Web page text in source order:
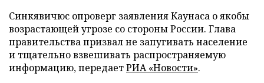
Синкявичюс опроверг заявления Каунаса о якобы
возрастающей угрозе со стороны России. Глава
правительства призвал не запугивать население
и тщательно взвешивать распространяемую
информацию, передаетРИА «Новости».